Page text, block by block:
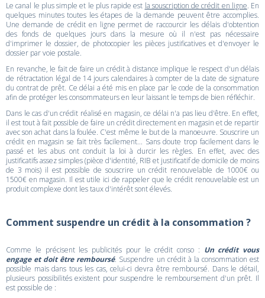
Le canal le plus simple et le plus rapide est la souscription de crédit en ligne. En
quelques minutes toutes les étapes de la demande peuvent être accomplies.
Une demande de crédit en ligne permet de raccourcir les délais d'obtention
des fonds de quelques jours dans la mesure où il n'est pas nécessaire
d'imprimer le dossier, de photocopier les pièces justificatives et d'envoyer le
dossier par voie postale.
En revanche, le fait de faire un crédit à distance implique le respect d'un délais
de rétractation légal de 14 jours calendaires à compter de la date de signature
du contrat de prêt. Ce délai a été mis en place par le code de la consommation
afin de protéger les consommateurs en leur laissant le temps de bien réfléchir.
Dans le cas d'un crédit réalisé en magasin, ce délai n'a pas lieu d'être. En effet,
il est tout à fait possible de faire un crédit directement en magasin et de repartir
avec son achat dans la foulée. C'est même le but de la manoeuvre. Souscrire un
crédit en magasin se fait très facilement... Sans doute trop facilement dans le
passé et les abus ont conduit la loi à durcir les règles. En effet, avec des
justificatifs assez simples (pièce d'identité, RIB et justificatif de domicile de moins
de 3 mois) il est possible de souscrire un crédit renouvelable de 1000€ ou
1500€ en magasin. Il est utile ici de rappeler que le crédit renouvelable est un
produit complexe dont les taux d'intérêt sont élevés.
Comment suspendre un crédit à la consommation ?
Comme le précisent les publicités pour le crédit conso : Un crédit vous
engage et doit être remboursé. Suspendre un crédit à la consommation est
possible mais dans tous les cas, celui-ci devra être remboursé. Dans le détail,
plusieurs possibilités existent pour suspendre le remboursement d'un prêt. Il
est possible de :